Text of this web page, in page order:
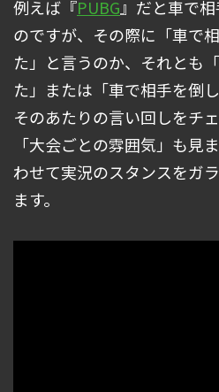
例えば『PUBG』だと車で
のですが、その際に「車で
た」と言うのか、それとも
た」または「車で相手を倒
そのあたりの言い回しをチ
「大会ごとの雰囲気」も見
わせて実況のスタンスをガ
ます。